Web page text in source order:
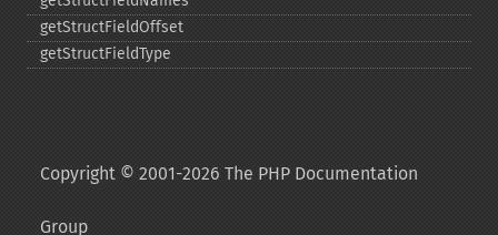
getStructFieldOffset
getStructFieldType
Copyright © 2001-2026 The PHP Documentation
Group